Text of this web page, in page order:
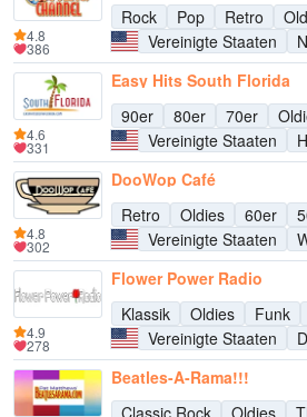
Rock
Pop Retro
Vereinigte Staaten
4.8
386
Easy Hits South Florida
90er
80er 70er
Vereinigte Staaten
4.6
331
DooWop Café
Retro
Oldies 60er
Vereinigte Staaten
4.8
302
Flower Power Radio
Klassik
Oldies Funk
Vereinigte Staaten
4.9
278
Beatles-A-Rama!!!
Classic Rock
Oldies